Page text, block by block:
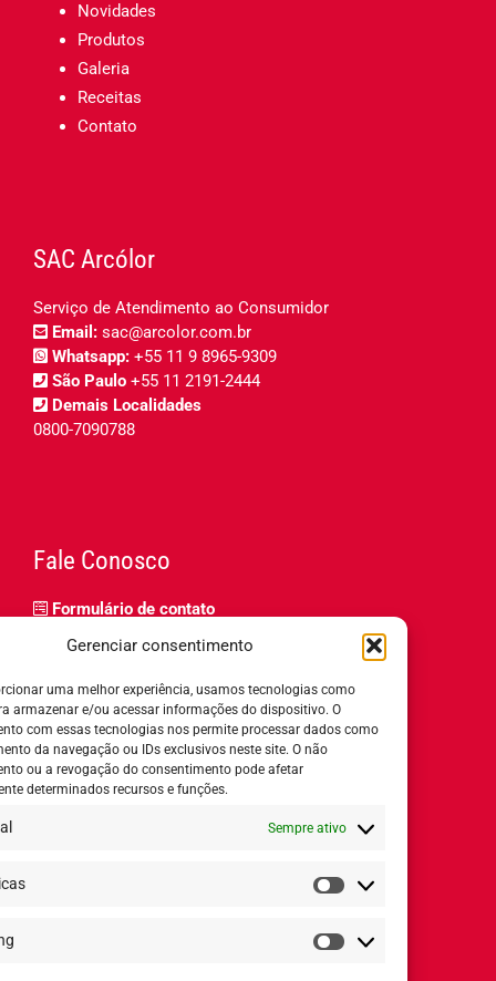
Gerenciar consentimento
uma melhor experiência, usamos tecnologias como
armazenar e/ou acessar informações do dispositivo. O
com essas tecnologias nos permite processar dados como
da navegação ou IDs exclusivos neste site. O não
ou a revogação do consentimento pode afetar
determinados recursos e funções.
Sempre ativo
Estatísticas
Marketing
Novidades
Produtos
Galeria
Receitas
Contato
SAC Arcólor
Serviço de Atendimento ao Consumidor
Email: sac@arcolor.com.br
Whatsapp: +55 11 9 8965-9309
São Paulo +55 11 2191-2444
Demais Localidades
0800-7090788
Fale Conosco
Formulário de contato
Relatório de igualdade salarial
Horário de Atendimento:
8h ás 18h